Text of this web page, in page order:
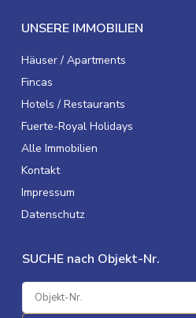
UNSERE IMMOBILIEN
Häuser / Apartments
Fincas
Hotels / Restaurants
Fuerte-Royal Holidays
Alle Immobilien
Kontakt
Impressum
Datenschutz
SUCHE nach Objekt-Nr.